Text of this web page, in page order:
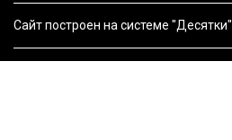
Сайт построен на системе "Десятки"